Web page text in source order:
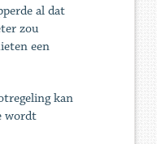
al dat
zou
een
kan
wordt